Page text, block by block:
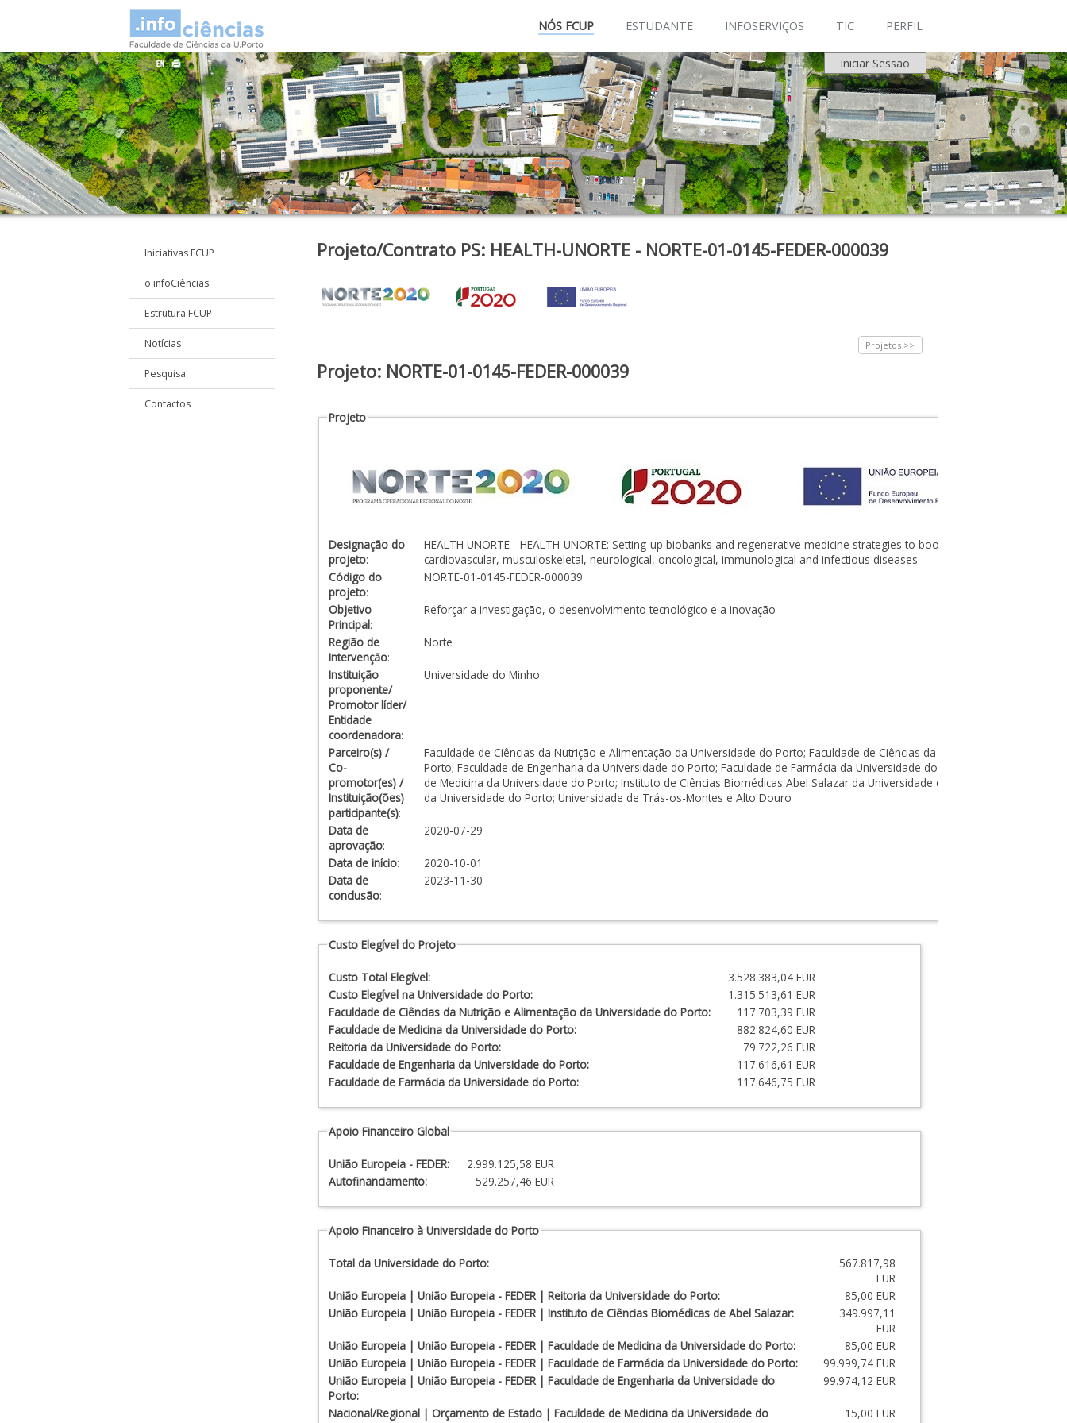
NÓS FCUP ESTUDANTE INFOSERVIÇOS TIC PERFIL
Iniciar Sessão
Iniciativas FCUP
o infoCiências
Estrutura FCUP
Notícias
Pesquisa
Contactos
Projeto/Contrato PS: HEALTH-UNORTE - NORTE-01-0145-FEDER-000039
Projetos >>
Projeto: NORTE-01-0145-FEDER-000039
Projeto
Designação do
projeto:
HEALTH UNORTE - HEALTH-UNORTE: Setting-up biobanks and regenerative medicine strategies to boost research in
cardiovascular, musculoskeletal, neurological, oncological, immunological and infectious diseases
Código do
projeto:
NORTE-01-0145-FEDER-000039
Objetivo
Principal:
Reforçar a investigação, o desenvolvimento tecnológico e a inovação
Região de
Intervenção:
Norte
Instituição
proponente/
Promotor líder/
Entidade
coordenadora:
Universidade do Minho
Parceiro(s) /
Co-
promotor(es) /
Instituição(ões)
participante(s):
Faculdade de Ciências da Nutrição e Alimentação da Universidade do Porto; Faculdade de Ciências da Universidade do
Porto; Faculdade de Engenharia da Universidade do Porto; Faculdade de Farmácia da Universidade do Porto; Faculdade
de Medicina da Universidade do Porto; Instituto de Ciências Biomédicas Abel Salazar da Universidade do Porto; Reitoria
da Universidade do Porto; Universidade de Trás-os-Montes e Alto Douro
Data de
aprovação:
2020-07-29
Data de início:
2020-10-01
Data de
conclusão:
2023-11-30
Custo Elegível do Projeto
Custo Total Elegível:
3.528.383,04 EUR
Custo Elegível na Universidade do Porto:
1.315.513,61 EUR
Faculdade de Ciências da Nutrição e Alimentação da Universidade do Porto:
117.703,39 EUR
Faculdade de Medicina da Universidade do Porto:
882.824,60 EUR
Reitoria da Universidade do Porto:
79.722,26 EUR
Faculdade de Engenharia da Universidade do Porto:
117.616,61 EUR
Faculdade de Farmácia da Universidade do Porto:
117.646,75 EUR
Apoio Financeiro Global
União Europeia - FEDER:
2.999.125,58 EUR
Autofinanciamento:
529.257,46 EUR
Apoio Financeiro à Universidade do Porto
Total da Universidade do Porto:
567.817,98
EUR
União Europeia | União Europeia - FEDER | Reitoria da Universidade do Porto:
85,00 EUR
União Europeia | União Europeia - FEDER | Instituto de Ciências Biomédicas de Abel Salazar:
349.997,11
EUR
União Europeia | União Europeia - FEDER | Faculdade de Medicina da Universidade do Porto:
85,00 EUR
União Europeia | União Europeia - FEDER | Faculdade de Farmácia da Universidade do Porto:
99.999,74 EUR
União Europeia | União Europeia - FEDER | Faculdade de Engenharia da Universidade do
Porto:
99.974,12 EUR
Nacional/Regional | Orçamento de Estado | Faculdade de Medicina da Universidade do
15,00 EUR